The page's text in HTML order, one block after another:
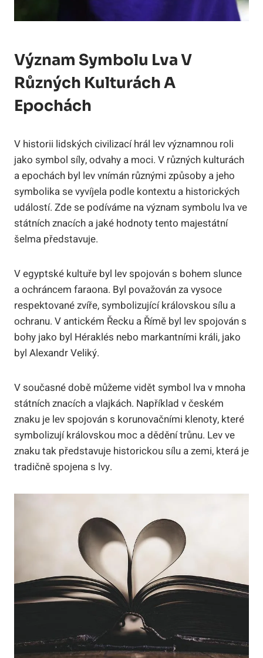
Význam Symbolu Lva V
Různých Kulturách A
Epochách
V historii lidských civilizací hrál lev významnou roli
jako symbol síly, odvahy a moci. V různých kulturách
a epochách byl lev vnímán různými způsoby a jeho
symbolika se vyvíjela podle kontextu a historických
událostí. Zde se podíváme na význam symbolu lva ve
státních znacích a jaké hodnoty tento majestátní
šelma představuje.
V egyptské kultuře byl lev spojován s bohem slunce
a ochráncem faraona. Byl považován za vysoce
respektované zvíře, symbolizující královskou sílu a
ochranu. V antickém Řecku a Římě byl lev spojován s
bohy jako byl Héraklés nebo markantními králi, jako
byl Alexandr Veliký.
V současné době můžeme vidět symbol lva v mnoha
státních znacích a vlajkách. Například v českém
znaku je lev spojován s korunovačními klenoty, které
symbolizují královskou moc a dědění trůnu. Lev ve
znaku tak představuje historickou sílu a zemi, která je
tradičně spojena s lvy.